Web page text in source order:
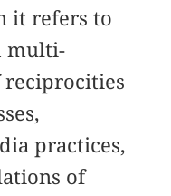
it refers to
multi-
reciprocities
practices,
of